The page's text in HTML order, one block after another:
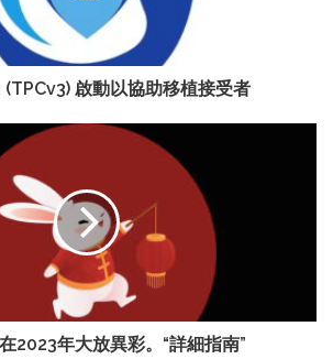
啟動以協助移植接受者
2023年大放異彩。“詳細指南”